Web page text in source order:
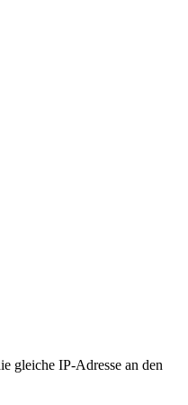
gleiche IP-Adresse an den